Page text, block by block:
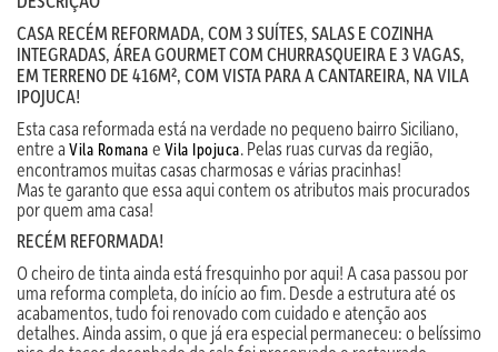
CASA RECÉM REFORMADA, COM 3 SUÍTES, SALAS E COZINHA
INTEGRADAS, ÁREA GOURMET COM CHURRASQUEIRA E 3 VAGAS,
EM TERRENO DE 416M², COM VISTA PARA A CANTAREIRA, NA VILA
IPOJUCA!
Esta casa reformada está na verdade no pequeno bairro Siciliano,
entre a Vila Romana e Vila Ipojuca. Pelas ruas curvas da região,
encontramos muitas casas charmosas e várias pracinhas!
Mas te garanto que essa aqui contem os atributos mais procurados
por quem ama casa!
RECÉM REFORMADA!
O cheiro de tinta ainda está fresquinho por aqui! A casa passou por
uma reforma completa, do início ao fim. Desde a estrutura até os
acabamentos, tudo foi renovado com cuidado e atenção aos
detalhes. Ainda assim, o que já era especial permaneceu: o belíssimo